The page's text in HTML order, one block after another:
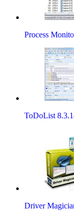
Process
ToDoList
Driver